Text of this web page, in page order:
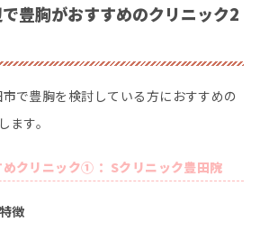
豊胸がおすすめのクリニック2
で豊胸を検討している方におすすめの
ます。
クリニック①： Sクリニック豊田院
徴